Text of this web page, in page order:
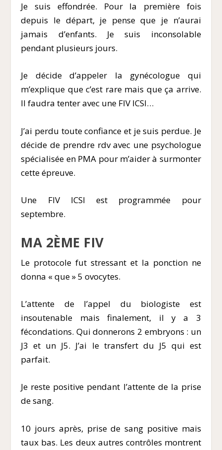
Je suis effondrée. Pour la première fois
depuis le départ, je pense que je n’aurai
jamais d’enfants. Je suis inconsolable
pendant plusieurs jours.
Je décide d’appeler la gynécologue qui
m’explique que c’est rare mais que ça arrive.
Il faudra tenter avec une FIV ICSI…
J’ai perdu toute confiance et je suis perdue. Je
décide de prendre rdv avec une psychologue
spécialisée en PMA pour m’aider à surmonter
cette épreuve.
Une FIV ICSI est programmée pour
septembre.
MA 2ÈME FIV
Le protocole fut stressant et la ponction ne
donna « que » 5 ovocytes.
L’attente de l’appel du biologiste est
insoutenable mais finalement, il y a 3
fécondations. Qui donnerons 2 embryons : un
J3 et un J5. J’ai le transfert du J5 qui est
parfait.
Je reste positive pendant l’attente de la prise
de sang.
10 jours après, prise de sang positive mais
taux bas. Les deux autres contrôles montrent